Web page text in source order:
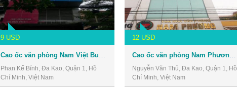
9 USD
Phan Kế Bính, Đa Kao, Quận 1, Hồ
Chí Minh, Việt Nam
12 USD
Nguyễn Văn Thủ, Đa Kao, Quận 1, Hồ
Chí Minh, Việt Nam